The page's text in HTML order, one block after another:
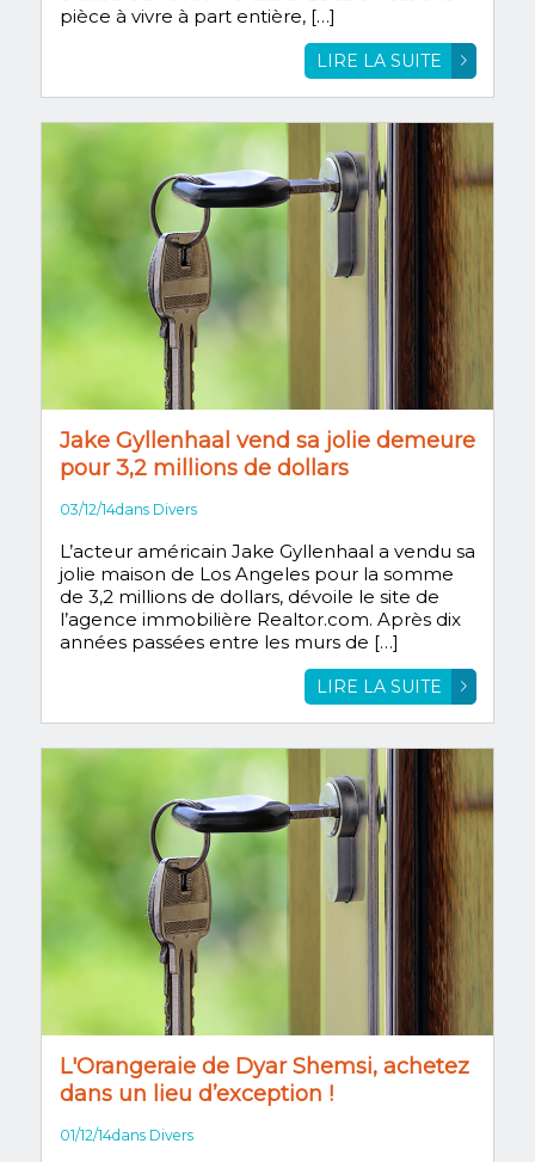
pièce à vivre à part entière, […]
LIRE LA SUITE
Jake Gyllenhaal vend sa jolie demeure
pour 3,2 millions de dollars
03/12/14dans Divers
L’acteur américain Jake Gyllenhaal a vendu sa
jolie maison de Los Angeles pour la somme
de 3,2 millions de dollars, dévoile le site de
l’agence immobilière Realtor.com. Après dix
années passées entre les murs de […]
LIRE LA SUITE
L'Orangeraie de Dyar Shemsi, achetez
dans un lieu d’exception !
01/12/14dans Divers